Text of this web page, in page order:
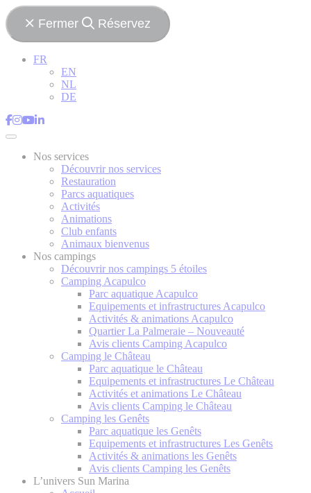
Fermer Réservez
FR
EN
NL
DE
Nos services
Découvrir nos services
Restauration
Parcs aquatiques
Activités
Animations
Club enfants
Animaux bienvenus
Nos campings
Découvrir nos campings 5 étoiles
Camping Acapulco
Parc aquatique Acapulco
Equipements et infrastructures Acapulco
Activités & animations Acapulco
Quartier La Palmeraie – Nouveauté
Avis clients Camping Acapulco
Camping le Château
Parc aquatique le Château
Equipements et infrastructures Le Château
Activités et animations Le Château
Avis clients Camping le Château
Camping les Genêts
Parc aquatique les Genêts
Equipements et infrastructures Les Genêts
Activités & animations les Genêts
Avis clients Camping les Genêts
L’univers Sun Marina